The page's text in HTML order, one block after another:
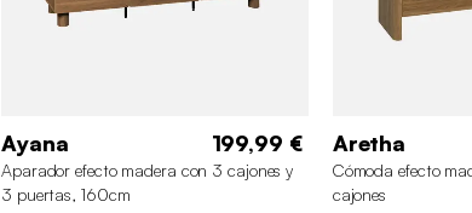
Ayana 199,99 €
Aparador efecto madera con 3 cajones y
3 puertas, 160cm
Aretha
Cómoda efecto
cajones